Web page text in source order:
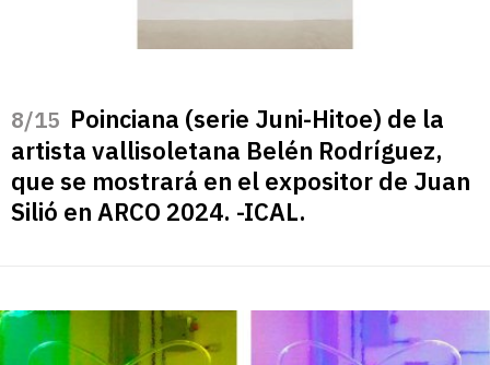
/15 Poinciana (serie Juni-Hitoe) de la
artista vallisoletana Belén Rodríguez,
que se mostrará en el expositor de Juan
Silió en ARCO 2024. -ICAL.